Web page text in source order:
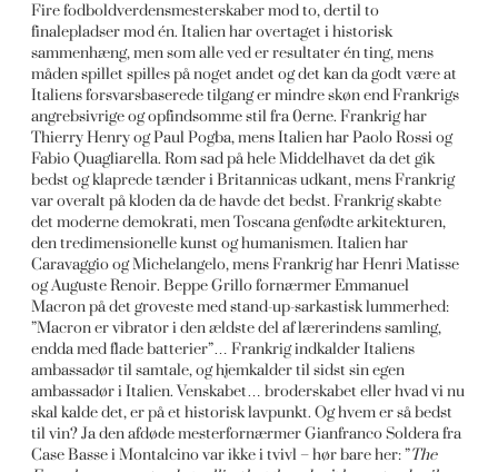
Fire fodboldverdensmesterskaber mod to, dertil to
finalepladser mod én. Italien har overtaget i historisk
sammenhæng, men som alle ved er resultater én ting, mens
måden spillet spilles på noget andet og det kan da godt være at
Italiens forsvarsbaserede tilgang er mindre skøn end Frankrigs
angrebsivrige og opfindsomme stil fra 0erne. Frankrig har
Thierry Henry og Paul Pogba, mens Italien har Paolo Rossi og
Fabio Quagliarella. Rom sad på hele Middelhavet da det gik
bedst og klaprede tænder i Britannicas udkant, mens Frankrig
var overalt på kloden da de havde det bedst. Frankrig skabte
det moderne demokrati, men Toscana genfødte arkitekturen,
den tredimensionelle kunst og humanismen. Italien har
Caravaggio og Michelangelo, mens Frankrig har Henri Matisse
og Auguste Renoir. Beppe Grillo fornærmer Emmanuel
Macron på det groveste med stand-up-sarkastisk lummerhed:
”Macron er vibrator i den ældste del af lærerindens samling,
endda med flade batterier”… Frankrig indkalder Italiens
ambassadør til samtale, og hjemkalder til sidst sin egen
ambassadør i Italien. Venskabet… broderskabet eller hvad vi nu
skal kalde det, er på et historisk lavpunkt. Og hvem er så bedst
til vin? Ja den afdøde mesterfornærmer Gianfranco Soldera fra
Case Basse i Montalcino var ikke i tvivl – hør bare her: ”The